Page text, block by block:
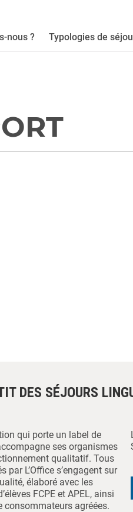
nous ? Typologies de
DES SÉJOURS
qui porte un label de
ses organismes
qualitatif. Tous
par L’Office s’engagent sur
élaboré avec les
FCPE et APEL, ainsi
consommateurs agréées.